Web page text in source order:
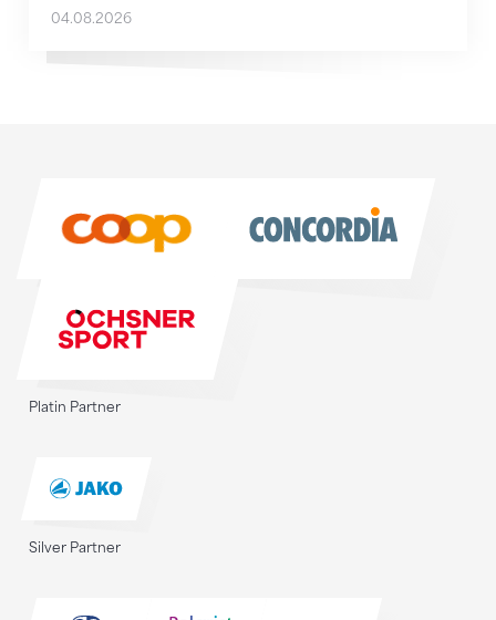
04.08.2026
Platin Partner
Silver Partner